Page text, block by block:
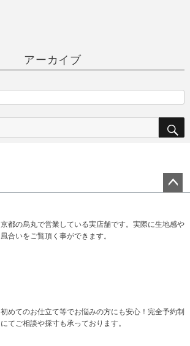
アーカイブ
ップ
京都の烏丸で営業している実店舗です。実際に生地感や
風合いをご覧頂く事ができます。
初めてのお仕立て等でお悩みの方にも安心！完全予約制
にてご相談や採寸も承っております。